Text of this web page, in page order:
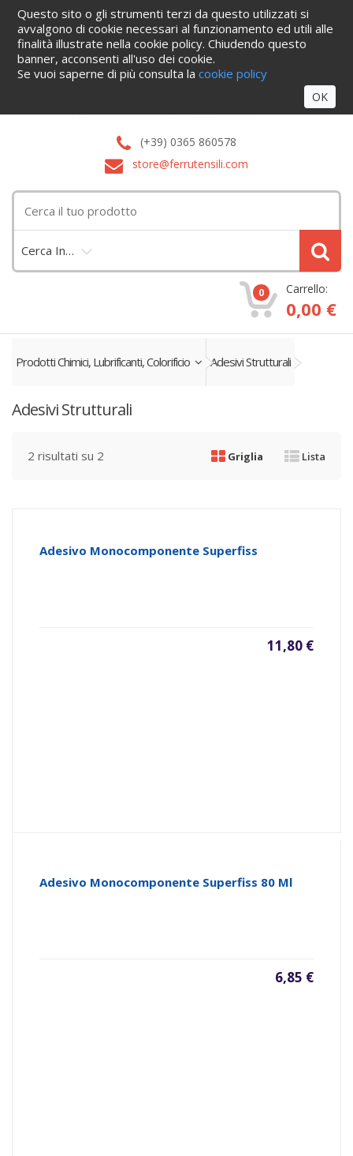
Home Informazioni Servizi Blog Azienda
Cataloghi
Contattaci
Accedi
(+39) 0365 860578
store@ferrutensili.com
Cerca In…
0 Carrello:
0,00 €
Prodotti Chimici, Lubrificanti, Colorificio Adesivi Strutturali
Adesivi Strutturali
2 risultati su 2 Griglia Lista
Adesivo Monocomponente Superfiss
11,80 €
Adesivo Monocomponente Superfiss 80 Ml
6,85 €
Questo sito o gli strumenti terzi da questo utilizzati si
avvalgono di cookie necessari al funzionamento ed utili alle
finalità illustrate nella cookie policy. Chiudendo questo
banner, acconsenti all'uso dei cookie.
Se vuoi saperne di più consulta lacookie policy
OK